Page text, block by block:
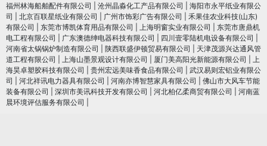
福州林海船舶配件有限公司 沧州晶淼化工产品有限公司
海阳市永平纸业有限公
司
北京百联星纸业有限公司 广州市饰彩广告有限公司
禾果佳农业科技(山东)
有限公司
东莞市博凯体育用品有限公司 上海明窗实业有限公司
东莞市唐鼎机
电工程有限公司
广东澳德绅电器科技有限公司 四川壹零陆机电设备有限公司
河南省太锅锅炉制造有限公司
陕西联盛伊顿贸易有限公司
天津茂源兴达通风管
道工程有限公司
上海山墨景观设计有限公司 厦门美高阳光新能源有限公司
上
海昊卓塑胶科技有限公司
贵州宏远美味香食品有限公司
武汉易则宏铝业有限公
司
河北祥讯电力器具有限公司 河南亦博智慧家具有限公司
佛山市大风车节能
装备有限公司
深圳市美讯科技开发有限公司 河北柏亿柔商贸有限公司
河南蓝
晨环境评估服务有限公司